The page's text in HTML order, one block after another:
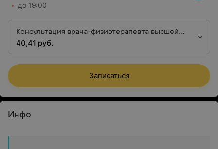
до 19:00
Консультация врача-физиотерапевта высшей
квалификационной категории
40,41 руб.
Записаться
Инфо